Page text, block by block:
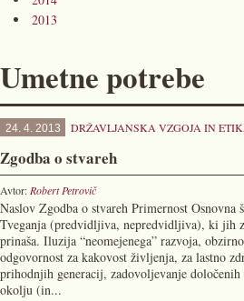
2013
Umetne potrebe
24. 4. 2013 DRŽAVLJANSKA VZGOJA IN
Zgodba o stvareh
Avtor: Robert Petrovič
Naslov Zgodba o stvareh Primernost Osnovna
Tveganja (predvidljiva, nepredvidljiva), ki jih
prinaša. Iluzija “neomejenega” razvoja,
odgovornost za kakovost življenja, za lastno
prihodnjih generacij, zadovoljevanje določenih
okolju (in...